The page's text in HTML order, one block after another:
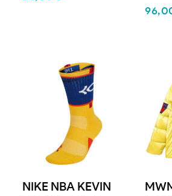
NIKE NBA KEVIN